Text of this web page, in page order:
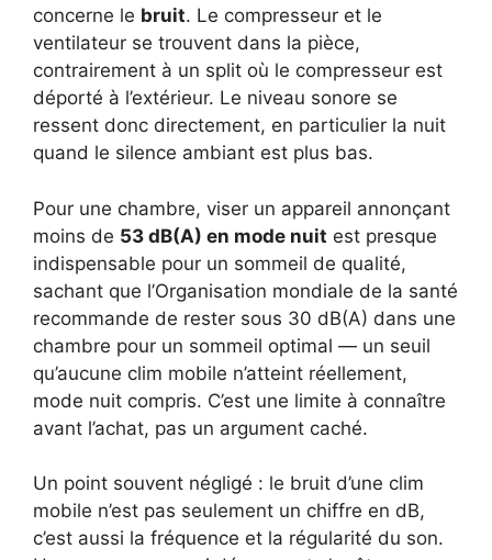
concerne le bruit. Le compresseur et le
ventilateur se trouvent dans la pièce,
contrairement à un split où le compresseur est
déporté à l’extérieur. Le niveau sonore se
ressent donc directement, en particulier la nuit
quand le silence ambiant est plus bas.
Pour une chambre, viser un appareil annonçant
moins de 53 dB(A) en mode nuit est presque
indispensable pour un sommeil de qualité,
sachant que l’Organisation mondiale de la santé
recommande de rester sous 30 dB(A) dans une
chambre pour un sommeil optimal — un seuil
qu’aucune clim mobile n’atteint réellement,
mode nuit compris. C’est une limite à connaître
avant l’achat, pas un argument caché.
Un point souvent négligé : le bruit d’une clim
mobile n’est pas seulement un chiffre en dB,
c’est aussi la fréquence et la régularité du son.